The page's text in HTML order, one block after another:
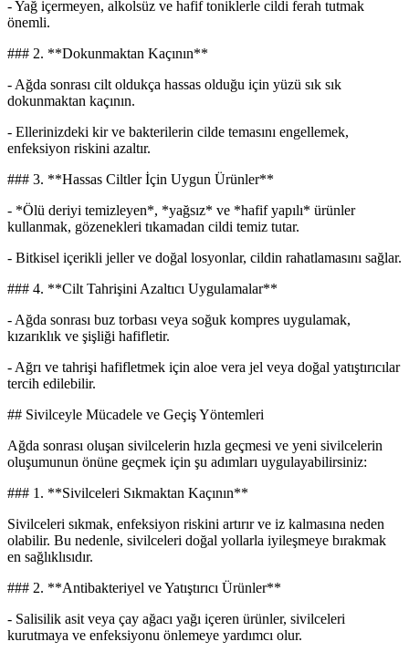
- Yağ içermeyen, alkolsüz ve hafif toniklerle cildi ferah tutmak
önemli.
### 2. **Dokunmaktan Kaçının**
- Ağda sonrası cilt oldukça hassas olduğu için yüzü sık sık
dokunmaktan kaçının.
- Ellerinizdeki kir ve bakterilerin cilde temasını engellemek,
enfeksiyon riskini azaltır.
### 3. **Hassas Ciltler İçin Uygun Ürünler**
- *Ölü deriyi temizleyen*, *yağsız* ve *hafif yapılı* ürünler
kullanmak, gözenekleri tıkamadan cildi temiz tutar.
- Bitkisel içerikli jeller ve doğal losyonlar, cildin rahatlamasını sağlar.
### 4. **Cilt Tahrişini Azaltıcı Uygulamalar**
- Ağda sonrası buz torbası veya soğuk kompres uygulamak,
kızarıklık ve şişliği hafifletir.
- Ağrı ve tahrişi hafifletmek için aloe vera jel veya doğal yatıştırıcılar
tercih edilebilir.
## Sivilceyle Mücadele ve Geçiş Yöntemleri
Ağda sonrası oluşan sivilcelerin hızla geçmesi ve yeni sivilcelerin
oluşumunun önüne geçmek için şu adımları uygulayabilirsiniz:
### 1. **Sivilceleri Sıkmaktan Kaçının**
Sivilceleri sıkmak, enfeksiyon riskini artırır ve iz kalmasına neden
olabilir. Bu nedenle, sivilceleri doğal yollarla iyileşmeye bırakmak
en sağlıklısıdır.
### 2. **Antibakteriyel ve Yatıştırıcı Ürünler**
- Salisilik asit veya çay ağacı yağı içeren ürünler, sivilceleri
kurutmaya ve enfeksiyonu önlemeye yardımcı olur.